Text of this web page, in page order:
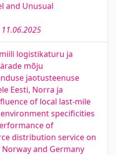
and Unusual
11.06.2025
logistikaturu ja
mõju
jaotusteenuse
Eesti, Norra ja
of local last-mile
specificities
of
distribution service on
and Germany